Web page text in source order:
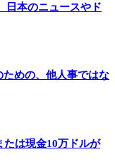
日本のニュースやド
めの、他人事ではな
たは現金10万ドルが